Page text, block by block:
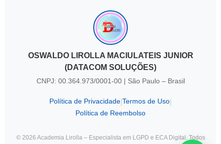
OSWALDO LIROLLA MACIULATEIS JUNIOR
(DATACOM SOLUÇÕES)
CNPJ: 00.364.973/0001-00 | São Paulo – Brasil
Política de Privacidade Termos de Uso
Política de Reembolso
© 2026 Academia Lirolla – Especialista em LGPD e ECA Digital. Todos